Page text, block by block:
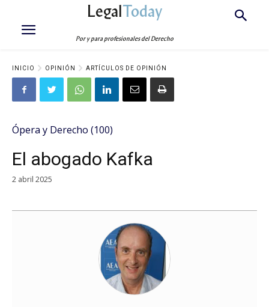
LegalToday
Por y para profesionales del Derecho
INICIO OPINIÓN ARTÍCULOS DE OPINIÓN
Ópera y Derecho (100)
El abogado Kafka
2 abril 2025